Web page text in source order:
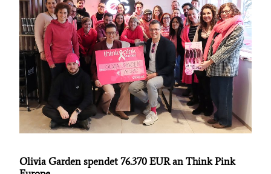
Olivia Garden spendet 76.370 EUR an Think Pink